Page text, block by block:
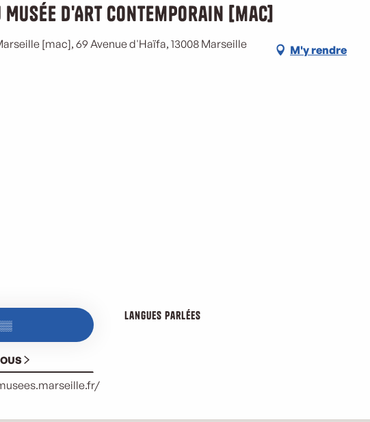
d'Art Contemporain [mac]
[mac], 69 Avenue d'Haïfa, 13008 Marseille
M'y rendre
Langues parlées
Langues parlées